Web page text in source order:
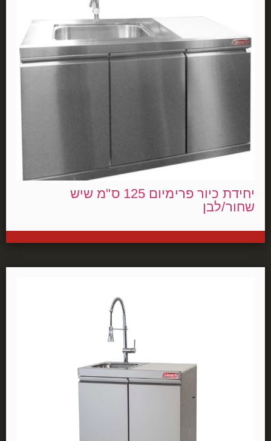
יחידת כיור פרימיום 125 ס"מ שיש
שחור/לבן